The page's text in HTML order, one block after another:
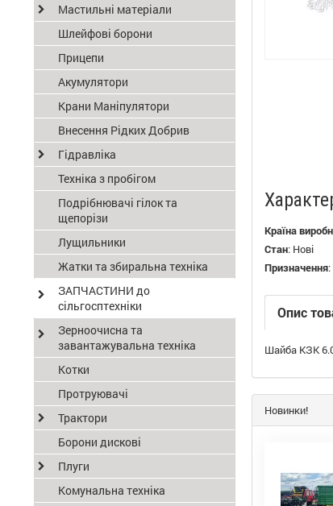
Країна
Стан: Нові
Призначення:
Опис
Шайба КЗК
Новинки!
Мастильні матеріали
Шлейфові борони
Прицепи
Акумулятори
Крани Маніпулятори
Внесення Рідких Добрив
Гідравліка
Техніка з пробігом
Подрібнювачі гілок та
щепорізи
Лущильники
Жатки та збиральна техніка
ЗАПЧАСТИНИ до
сільгосптехніки
Зерноочисна та
завантажувальна техніка
Котки
Протруювачі
Трактори
Борони дискові
Плуги
Комунальна техніка